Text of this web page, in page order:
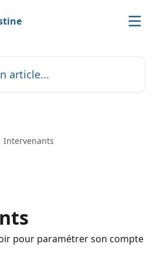
Intervenants
pour paramétrer son compte